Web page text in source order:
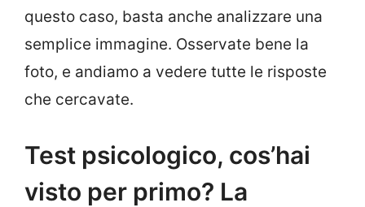
questo caso, basta anche analizzare una
semplice immagine. Osservate bene la
foto, e andiamo a vedere tutte le risposte
che cercavate.
Test psicologico, cos’hai
visto per primo? La